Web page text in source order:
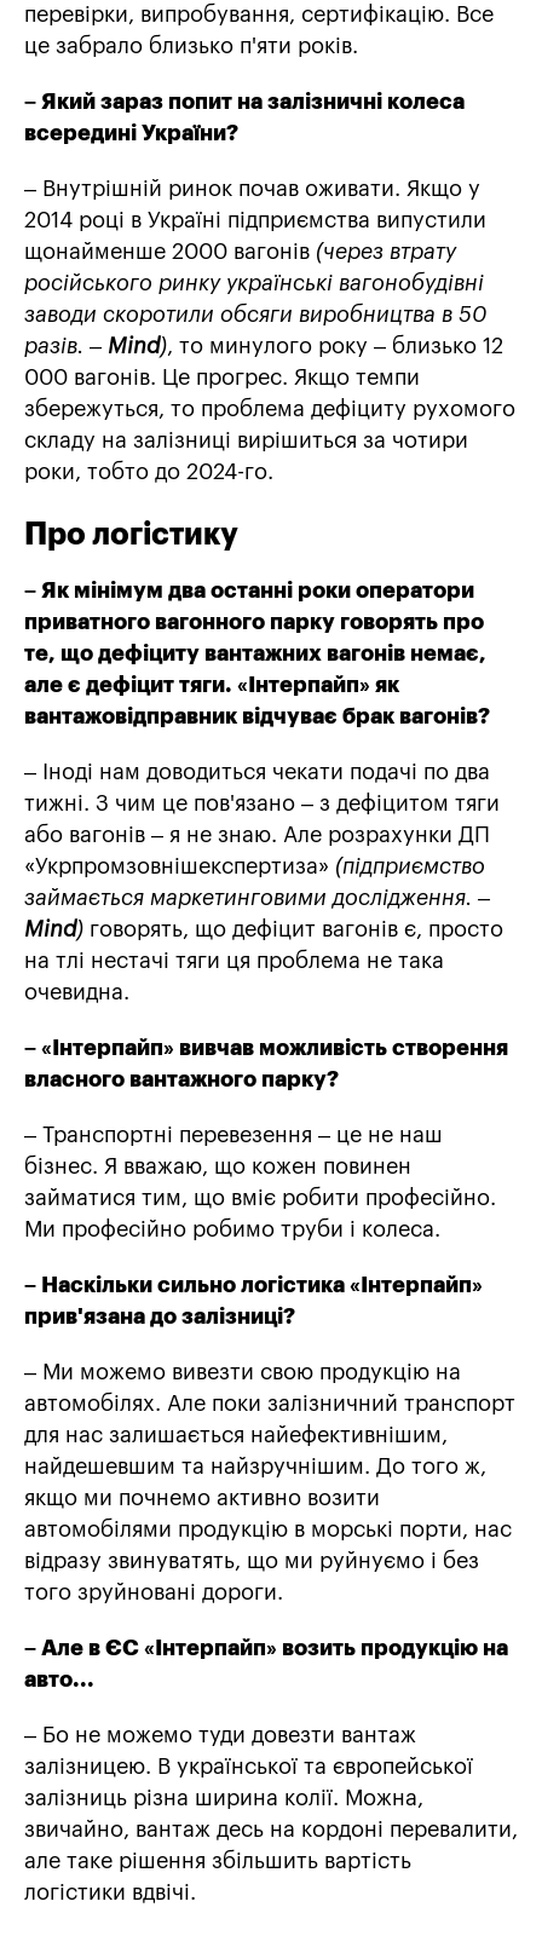
перевірки, випробування, сертифікацію. Все
це забрало близько п'яти років.
– Який зараз попит на залізничні колеса
всередині України?
– Внутрішній ринок почав оживати. Якщо у
2014 році в Україні підприємства випустили
щонайменше 2000 вагонів (через втрату
російського ринку українські вагонобудівні
заводи скоротили обсяги виробництва в 50
разів. – Mind), то минулого року – близько 12
000 вагонів. Це прогрес. Якщо темпи
збережуться, то проблема дефіциту рухомого
складу на залізниці вирішиться за чотири
роки, тобто до 2024-го.
Про логістику
– Як мінімум два останні роки оператори
приватного вагонного парку говорять про
те, що дефіциту вантажних вагонів немає,
але є дефіцит тяги. «Інтерпайп» як
вантажовідправник відчуває брак вагонів?
– Іноді нам доводиться чекати подачі по два
тижні. З чим це пов'язано – з дефіцитом тяги
або вагонів – я не знаю. Але розрахунки ДП
«Укрпромзовнішекспертиза» (підприємство
займається маркетинговими дослідження. –
Mind) говорять, що дефіцит вагонів є, просто
на тлі нестачі тяги ця проблема не така
очевидна.
– «Інтерпайп» вивчав можливість створення
власного вантажного парку?
– Транспортні перевезення – це не наш
бізнес. Я вважаю, що кожен повинен
займатися тим, що вміє робити професійно.
Ми професійно робимо труби і колеса.
– Наскільки сильно логістика «Інтерпайп»
прив'язана до залізниці?
– Ми можемо вивезти свою продукцію на
автомобілях. Але поки залізничний транспорт
для нас залишається найефективнішим,
найдешевшим та найзручнішим. До того ж,
якщо ми почнемо активно возити
автомобілями продукцію в морські порти, нас
відразу звинуватять, що ми руйнуємо і без
того зруйновані дороги.
– Але в ЄС «Інтерпайп» возить продукцію на
авто...
– Бо не можемо туди довезти вантаж
залізницею. В української та європейської
залізниць різна ширина колії. Можна,
звичайно, вантаж десь на кордоні перевалити,
але таке рішення збільшить вартість
логістики вдвічі.